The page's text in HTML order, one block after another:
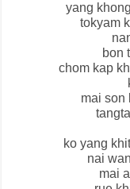
yang
tokyam
bon
chom kap
mai son
ko yang
nai
mai